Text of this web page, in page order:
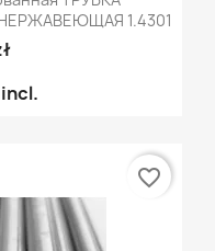
1.4301
favorite_border